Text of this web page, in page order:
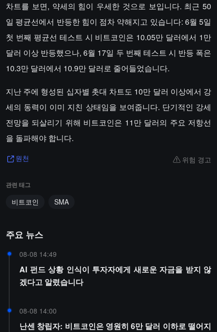
차트를 보면, 약세의 힘이 우세한 것으로 보입니다. 최근 50
일 평균선에서 반등한 힘이 점차 약해지고 있습니다: 6월 5일
첫 번째 평균선 테스트 시 비트코인은 10.05만 달러에서 1만
달러 이상 반등했으나, 6월 17일 두 번째 테스트 시 반등 폭은
10.3만 달러에서 10.9만 달러로 줄어들었습니다.
지난 주에 형성된 십자별 촛대 차트도 10만 달러 이상에서 강
세의 동력이 이미 지친 상태임을 보여줍니다. 단기적인 강세
전망을 되살리기 위해 비트코인은 11만 달러의 주요 저항선
을 돌파해야 합니다.
원천 위험 경고
관련 태그
비트코인 SMA
주요 뉴스
08-08 14:49
AI 펀드 상황 인식이 투자자에게 새로운 자금을 받지 않
겠다고 알렸습니다
08-08 14:00
난센 창립자: 비트코인은 영원히 6만 달러 이하로 떨어지